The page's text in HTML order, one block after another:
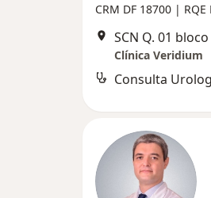
CRM DF 18700 | RQE
Clínica Veridium
Consulta